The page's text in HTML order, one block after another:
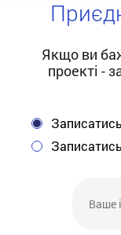
Якщо ви
проектi -